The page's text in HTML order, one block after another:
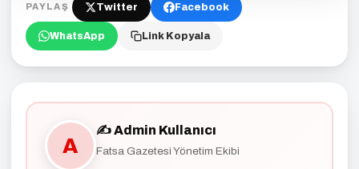
PAYLAŞ Twitter Facebook
WhatsApp Link Kopyala
A
✍️ Admin Kullanıcı
Fatsa Gazetesi Yönetim Ekibi